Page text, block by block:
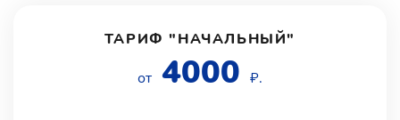
ТАРИФ "НАЧАЛЬНЫЙ"
от 4000 ₽.